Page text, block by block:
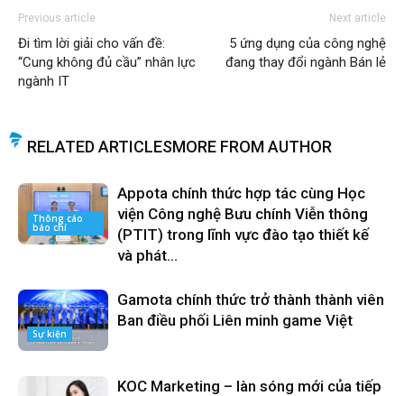
Previous article
Đi tìm lời giải cho vấn đề:
“Cung không đủ cầu” nhân lực
ngành IT
Next article
5 ứng dụng của công nghệ
đang thay đổi ngành Bán lẻ
RELATED ARTICLESMORE FROM AUTHOR
Thông cáo
báo chí
Appota chính thức hợp tác cùng Học
viện Công nghệ Bưu chính Viễn thông
(PTIT) trong lĩnh vực đào tạo thiết kế
và phát...
Sự kiện
Gamota chính thức trở thành thành viên
Ban điều phối Liên minh game Việt
KOC Marketing – làn sóng mới của tiếp